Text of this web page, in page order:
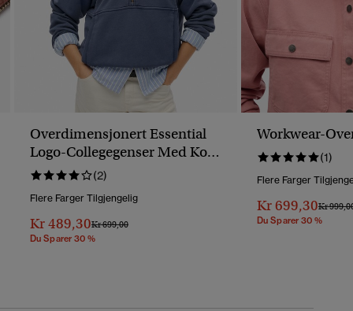
Overdimensjonert Essential
Logo-Collegegenser Med Kort
Glidelås
(2)
Flere Farger Tilgjengelig
Kr 489,30Pris Nedsatt Fra
Kr 699,00Til
Du Sparer 30 %
Workwear-
(1)
Flere Farger
Kr 699,30Pris
Kr
Du Sparer 30 %